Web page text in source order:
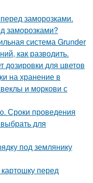
заморозками.
заморозками?
система Grunder
как разводить.
дозировки для цветов
на хранение в
и моркови с
Сроки проведения
для
под землянику
перед